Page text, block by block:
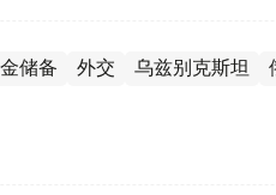
储备 外交 乌兹别克斯坦